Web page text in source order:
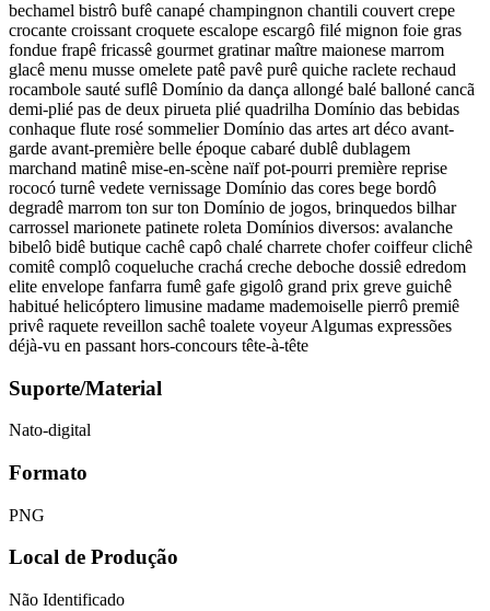
bechamel bistrô bufê canapé champingnon chantili couvert crepe
crocante croissant croquete escalope escargô filé mignon foie gras
fondue frapê fricassê gourmet gratinar maître maionese marrom
glacê menu musse omelete patê pavê purê quiche raclete rechaud
rocambole sauté suflê Domínio da dança allongé balé balloné cancã
demi-plié pas de deux pirueta plié quadrilha Domínio das bebidas
conhaque flute rosé sommelier Domínio das artes art déco avant-
garde avant-première belle époque cabaré dublê dublagem
marchand matinê mise-en-scène naïf pot-pourri première reprise
rococó turnê vedete vernissage Domínio das cores bege bordô
degradê marrom ton sur ton Domínio de jogos, brinquedos bilhar
carrossel marionete patinete roleta Domínios diversos: avalanche
bibelô bidê butique cachê capô chalé charrete chofer coiffeur clichê
comitê complô coqueluche crachá creche deboche dossiê edredom
elite envelope fanfarra fumê gafe gigolô grand prix greve guichê
habitué helicóptero limusine madame mademoiselle pierrô premiê
privê raquete reveillon sachê toalete voyeur Algumas expressões
déjà-vu en passant hors-concours tête-à-tête
Suporte/Material
Nato-digital
Formato
PNG
Local de Produção
Não Identificado